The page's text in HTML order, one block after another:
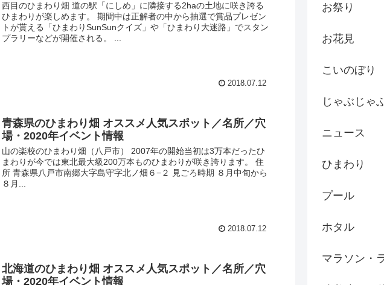
西目のひまわり畑 道の駅「にしめ」に隣接する2haの土地に咲き誇る
ひまわりが楽しめます。 期間中は正解者の中から抽選で賞品プレゼン
トが貰える「ひまわりSunSunクイズ」や「ひまわり大迷路」でスタン
プラリーなどが開催される。 ...
2018.07.12
青森県のひまわり畑 オススメ人気スポット／名所／穴
場・2020年イベント情報
山の楽校のひまわり畑（八戸市） 2007年の開始当初は3万本だったひ
まわりが今では東北最大級200万本ものひまわりが咲き誇ります。 住
所 青森県八戸市南郷大字島守字北ノ畑６−２ 見ごろ時期 ８月中旬から
８月...
2018.07.12
北海道のひまわり畑 オススメ人気スポット／名所／穴
場・2020年イベント情報
お祭り
お花見
こいのぼり
じゃぶじゃ
ニュース
ひまわり
プール
ホタル
マラソン・